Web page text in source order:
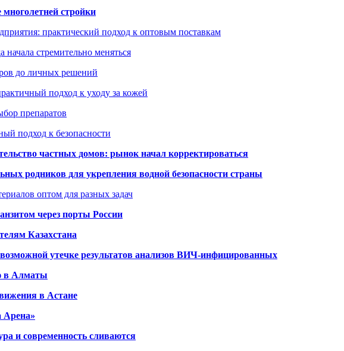
стройки
практический подход к оптовым поставкам
начала стремительно меняться
до личных решений
подход к уходу за кожей
препаратов
подход к безопасности
частных домов: рынок начал корректироваться
родников для укрепления водной безопасности страны
оптом для разных задач
через порты России
Казахстана
утечке результатов анализов ВИЧ-инфицированных
в Алматы
в Астане
Арена»
и современность сливаются